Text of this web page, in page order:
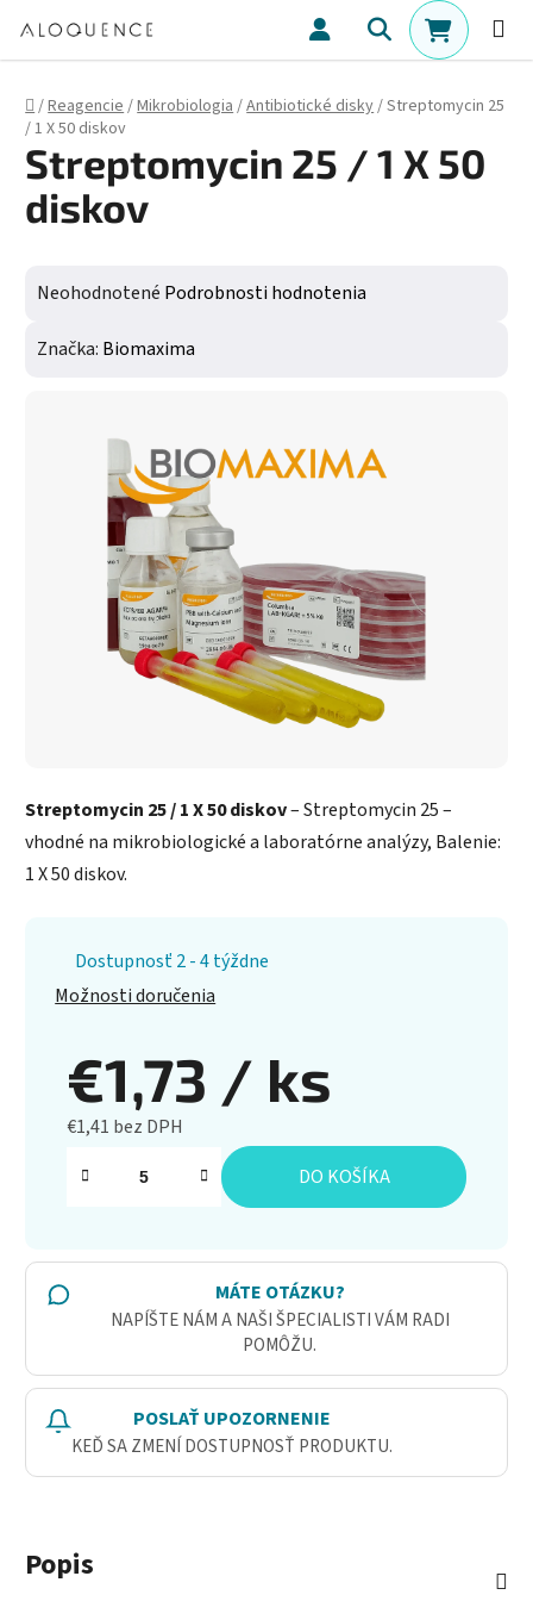
Hľadať
Domov
/Reagencie/Mikrobiologia/Antibiotické disky/Streptomycin 25
/ 1 X 50 diskov
Streptomycin 25 / 1 X 50 diskov– Streptomycin 25 –
vhodné na mikrobiologické a laboratórne analýzy, Balenie:
1 X 50 diskov.
Dostupnosť 2 - 4 týždne
Možnosti doručenia
€1,73 / ks
€1,41 bez DPH
Jednotková cena:
DO KOŠÍKA
MÁTE OTÁZKU?
NAPÍŠTE NÁM A NAŠI ŠPECIALISTI VÁM RADI
POMÔŽU.
POSLAŤ UPOZORNENIE
KEĎ SA ZMENÍ DOSTUPNOSŤ PRODUKTU.
Streptomycin 25 / 1 X 50
diskov
Priemerné hodnotenie produktu je 0,0 z 5 hviezdičiek.
Neohodnotené Podrobnosti hodnotenia
Značka: Biomaxima
Popis